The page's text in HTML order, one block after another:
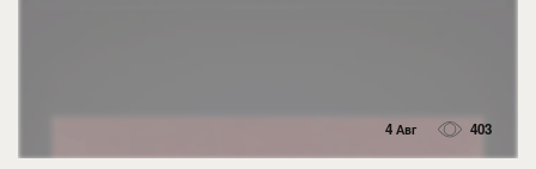
4 Авг 403